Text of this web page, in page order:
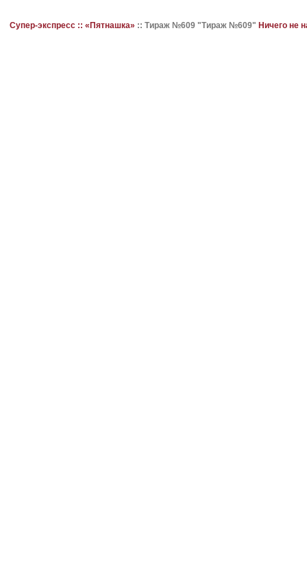
Супер-экспресс :: «Пятнашка» :: Тираж №609 "Тираж №609" Ничего не